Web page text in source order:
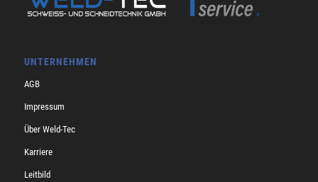
UNTERNEHMEN
AGB
Impressum
Über Weld-Tec
Karriere
Leitbild